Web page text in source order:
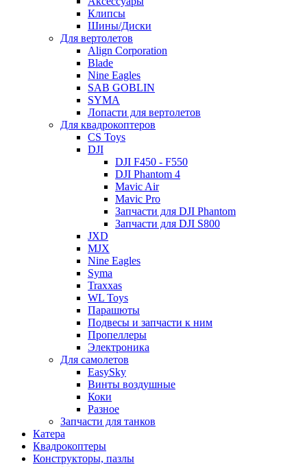
Клипсы
Шины/Диски
Для вертолетов
Align Corporation
Blade
Nine Eagles
SAB GOBLIN
SYMA
Лопасти для вертолетов
Для квадрокоптеров
CS Toys
DJI
DJI F450 - F550
DJI Phantom 4
Mavic Air
Mavic Pro
Запчасти для DJI Phantom
Запчасти для DJI S800
JXD
MJX
Nine Eagles
Syma
Traxxas
WL Toys
Парашюты
Подвесы и запчасти к ним
Пропеллеры
Электроника
Для самолетов
EasySky
Винты воздушные
Коки
Разное
Запчасти для танков
Катера
Квадрокоптеры
Конструкторы, пазлы